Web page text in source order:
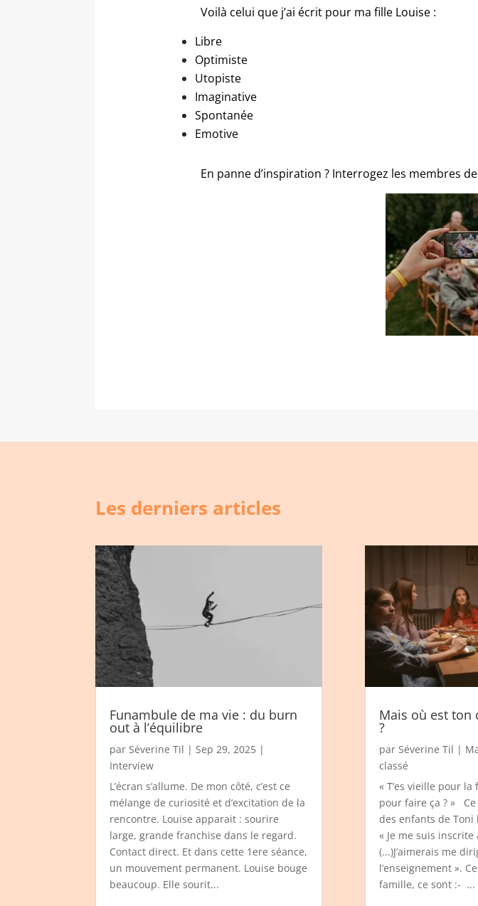
Voilà celui que j’ai écrit pour ma fille Louise :
Libre
Optimiste
Utopiste
Imaginative
Spontanée
Emotive
En panne d’inspiration ? Interrogez les membres
Les derniers articles
Funambule de ma vie : du burn
out à l’équilibre
parSéverine Til |Sep 29, 2025 |
Interview
L’écran s’allume. De mon côté, c’est ce
mélange de curiosité et d’excitation de la
rencontre. Louise apparait : sourire
large, grande franchise dans le regard.
Contact direct. Et dans cette 1ere séance,
un mouvement permanent. Louise bouge
beaucoup. Elle sourit...
Mais où est ton
?
par Séverine Til |
classé
« T’es vieille pour la
pour faire ça ? »
des enfants de
« Je me suis inscrite
(...)J’aimerais me
l’enseignement ».
famille, ce sont :- ...